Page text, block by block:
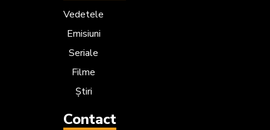
Vedetele
Emisiuni
Seriale
Filme
Știri
Contact